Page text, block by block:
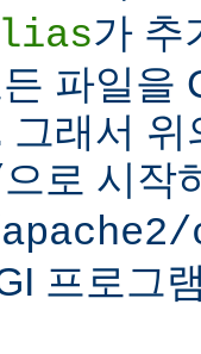
가 추
파일을
그래서
으로 시작
프로그